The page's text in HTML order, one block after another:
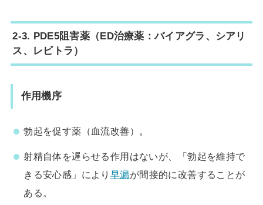
2-3. PDE5阻害薬（ED治療薬：バイアグラ、シアリ
ス、レビトラ）
作用機序
勃起を促す薬（血流改善）。
射精自体を遅らせる作用はないが、「勃起を維持で
きる安心感」により 早漏が間接的に改善することが
ある。